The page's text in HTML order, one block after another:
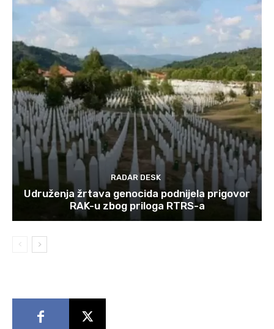
RADAR DESK
Udruženja žrtava genocida podnijela prigovor
RAK-u zbog priloga RTRS-a